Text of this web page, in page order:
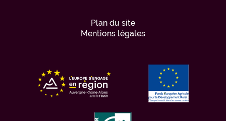
Plan du site
Mentions légales